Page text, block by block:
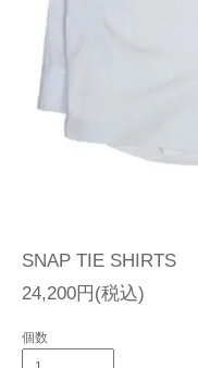
SNAP TIE SHIRTS
24,200円(税込)
個数